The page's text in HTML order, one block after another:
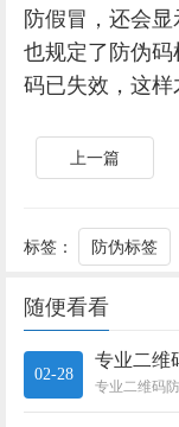
防假冒，还会
也规定了防伪
码已失效，这样
上一篇
标签： 防伪标签
随便看看
02-28
专业二维
专业二维码